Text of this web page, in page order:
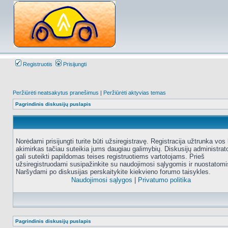
Registruotis Prisijungti
Peržiūrėti neatsakytus pranešimus | Peržiūrėti aktyvias temas
Pagrindinis diskusijų puslapis
Norėdami prisijungti turite būti užsiregistravę. Registracija užtrunka vos
akimirkas tačiau suteikia jums daugiau galimybių. Diskusijų
gali suteikti papildomas teises registruotiems vartotojams. Prieš
užsiregistruodami susipažinkite su naudojimosi sąlygomis ir
Naršydami po diskusijas perskaitykite kiekvieno forumo taisykles.
Naudojimosi sąlygos
Privatumo politika
Pagrindinis diskusijų puslapis